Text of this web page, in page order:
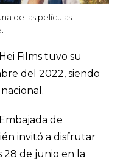
de las películas
Films tuvo su
del 2022, siendo
de
invitó a disfrutar
28 de junio en la